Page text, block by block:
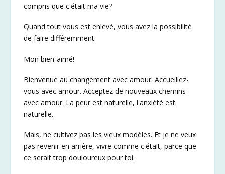
compris que c'était ma vie?
Quand tout vous est enlevé, vous avez la possibilité
de faire différemment.
Mon bien-aimé!
Bienvenue au changement avec amour. Accueillez-
vous avec amour. Acceptez de nouveaux chemins
avec amour. La peur est naturelle, l'anxiété est
naturelle.
Mais, ne cultivez pas les vieux modèles. Et je ne veux
pas revenir en arrière, vivre comme c'était, parce que
ce serait trop douloureux pour toi.